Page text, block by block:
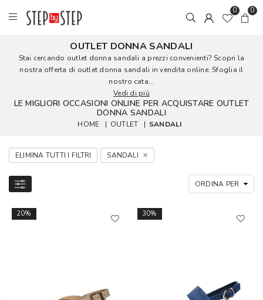
0 0
OUTLET DONNA SANDALI
Stai cercando outlet donna sandali a prezzi convenienti? Scopri la
nostra offerta di outlet donna sandali in vendita online. Sfoglia il
nostro cata...
Vedi di più
LE MIGLIORI OCCASIONI ONLINE PER ACQUISTARE OUTLET
DONNA SANDALI
HOME | OUTLET | SANDALI
ELIMINA TUTTI I FILTRI SANDALI
20% 30%